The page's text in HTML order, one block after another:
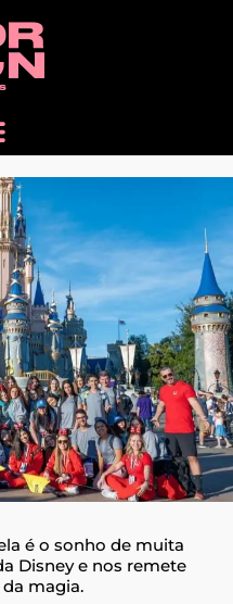
é o sonho de muita
Disney e nos remete
magia.